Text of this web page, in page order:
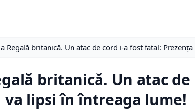
Regală britanică. Un atac de cord i-a fost fatal:
britanică. Un atac
va lipsi în întreaga lume!